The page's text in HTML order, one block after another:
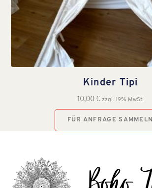
Kinder Tipi
10,00 € zzgl. 19% MwSt.
FÜR ANFRAGE SAMMELN